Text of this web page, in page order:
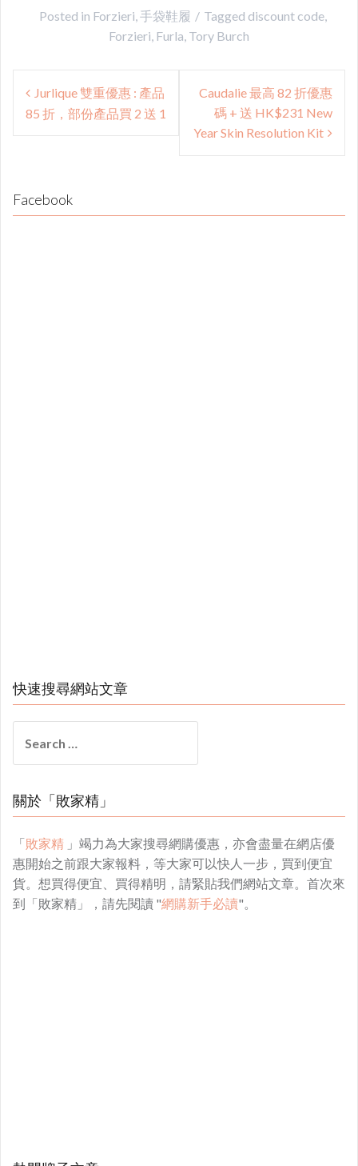
Posted in Forzieri,手袋鞋履 Tagged discount code,
Forzieri, Furla, Tory Burch
Post
navigation
Jurlique 雙重優惠 : 產品
85 折，部份產品買 2 送 1
Caudalie 最高 82 折優惠
碼 + 送 HK$231 New
Year Skin Resolution Kit
Facebook
快速搜尋網站文章
for:
關於「敗家精」
「敗家精 」竭力為大家搜尋網購優惠，亦會盡量在網店優
惠開始之前跟大家報料，等大家可以快人一步，買到便宜
貨。想買得便宜、買得精明，請緊貼我們網站文章。首次來
到「敗家精」，請先閱讀 "網購新手必讀"。